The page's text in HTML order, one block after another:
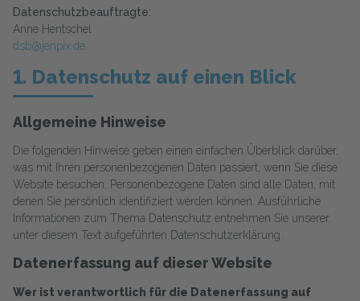
Datenschutzbeauftragte:
Anne Hentschel
dsb@jenpix.de
1. Datenschutz auf einen Blick
Allgemeine Hinweise
Die folgenden Hinweise geben einen einfachen Überblick darüber,
was mit Ihren personenbezogenen Daten passiert, wenn Sie diese
Website besuchen. Personenbezogene Daten sind alle Daten, mit
denen Sie persönlich identifiziert werden können. Ausführliche
Informationen zum Thema Datenschutz entnehmen Sie unserer
unter diesem Text aufgeführten Datenschutzerklärung.
Datenerfassung auf dieser Website
Wer ist verantwortlich für die Datenerfassung auf